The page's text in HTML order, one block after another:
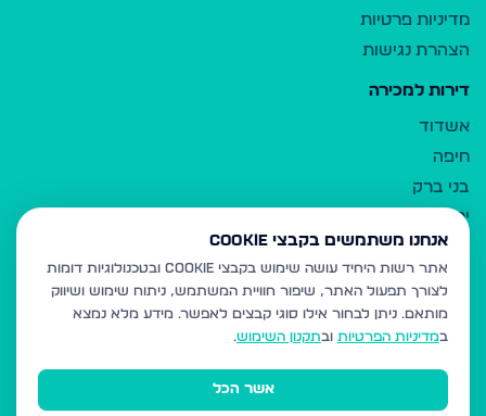
מדיניות פרטיות
הצהרת נגישות
דירות למכירה
אשדוד
חיפה
בני ברק
ירושלים
אלעד
גבעת זאב
בית שמש
רכסים
מודיעין עילית
אנחנו משתמשים בקבצי Cookie
אתר רשות היחיד עושה שימוש בקבצי Cookie ובטכנולוגיות דומות
לצורך תפעול האתר, שיפור חוויית המשתמש, ניתוח שימוש ושיווק
מותאם. ניתן לבחור אילו סוגי קבצים לאפשר. מידע מלא נמצא
במדיניות הפרטיות ובתקנון השימוש.
אשר הכל